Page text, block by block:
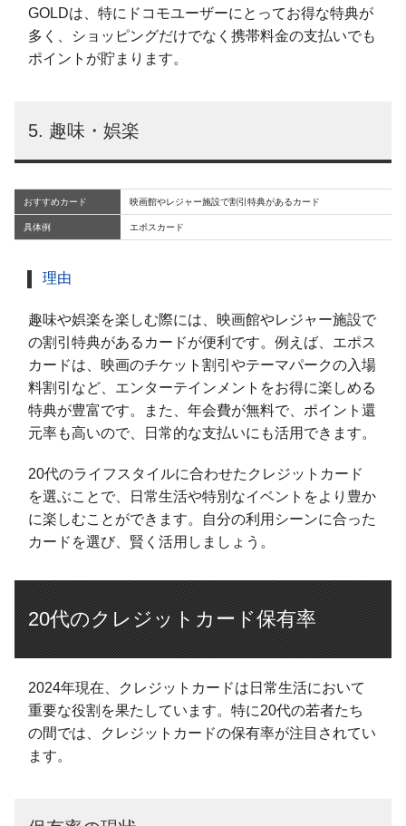
GOLDは、特にドコモユーザーにとってお得な特典が
多く、ショッピングだけでなく携帯料金の支払いでも
ポイントが貯まります。
5. 趣味・娯楽
おすすめカード 映画館やレジャー施設で割引特典があるカード
具体例 エポスカード
理由
趣味や娯楽を楽しむ際には、映画館やレジャー施設で
の割引特典があるカードが便利です。例えば、エポス
カードは、映画のチケット割引やテーマパークの入場
料割引など、エンターテインメントをお得に楽しめる
特典が豊富です。また、年会費が無料で、ポイント還
元率も高いので、日常的な支払いにも活用できます。
20代のライフスタイルに合わせたクレジットカード
を選ぶことで、日常生活や特別なイベントをより豊か
に楽しむことができます。自分の利用シーンに合った
カードを選び、賢く活用しましょう。
20代のクレジットカード保有率
2024年現在、クレジットカードは日常生活において
重要な役割を果たしています。特に20代の若者たち
の間では、クレジットカードの保有率が注目されてい
ます。